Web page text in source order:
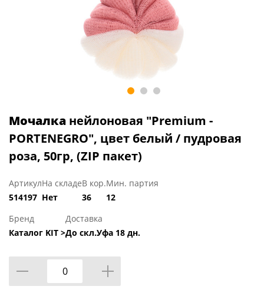
Мочалка нейлоновая "Premium -
PORTENEGRO", цвет белый / пудровая
роза, 50гр, (ZIP пакет)
Артикул
514197
На складе
Нет
В кор.
36
Мин. партия
12
Бренд
Каталог KIT >
Доставка
До скл.Уфа 18 дн.